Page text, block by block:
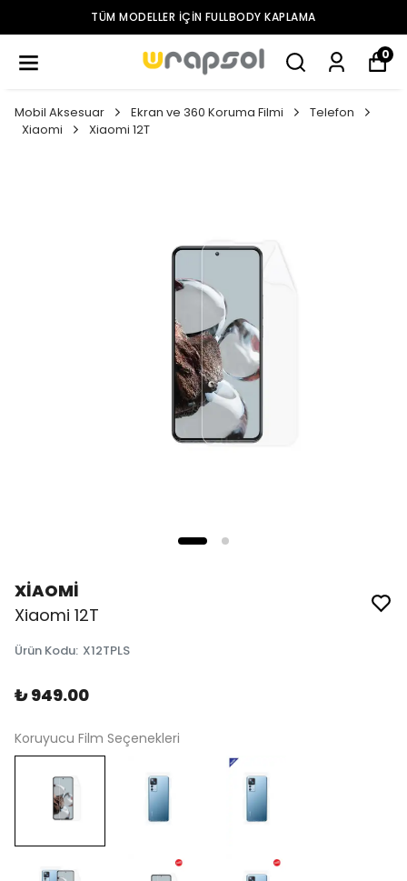
TÜM MODELLER IÇIN FULLBODY KAPLAMA
0
Mobil Aksesuar Ekran ve 360 Koruma Filmi
Telefon
Xiaomi
Xiaomi 12T
XİAOMİ
Xiaomi 12T
Ürün Kodu: X12TPLS
₺ 949.00
Koruyucu Film Seçenekleri